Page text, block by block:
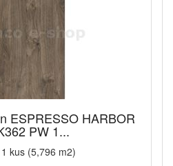
ESPRESSO HARBOR
PW 1...
kus (5,796 m2)